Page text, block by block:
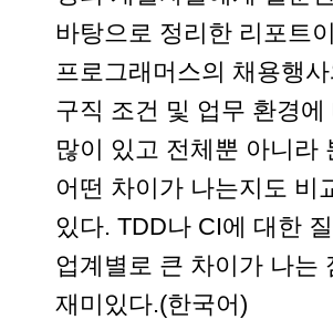
바탕으로 정리한 리포트
프로그래머스의 채용행
구직 조건 및 업무 환경에
많이 있고 전체뿐 아니라
어떤 차이가 나는지도 비
있다. TDD나 CI에 대한
업계별로 큰 차이가 나는
재미있다.(한국어)